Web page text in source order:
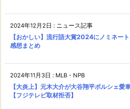
2024年12月2日 : ニュース記事
【おかしい】流行語大賞2024にノミネー
感想まとめ
2024年11月3日 : MLB・NPB
【大炎上】元木大介が大谷翔平ポルシェ愛
【フジテレビ取材拒否】